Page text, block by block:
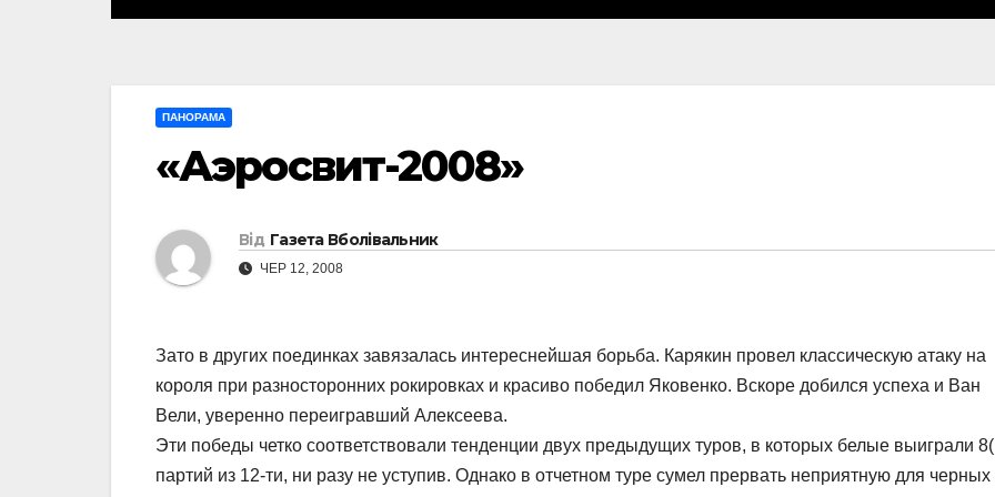
ПАНОРАМА
«Аэросвит-2008»
Від Газета Вболівальник
ЧЕР 12, 2008
Зато в других поединках завязалась интереснейшая борьба. Карякин провел классическую атаку на
короля при разносторонних рокировках и красиво победил Яковенко. Вскоре добился успеха и Ван
Вели, уверенно переигравший Алексеева.
Эти победы четко соответствовали тенденции двух предыдущих туров, в которых белые выиграли
партий из 12-ти, ни разу не уступив. Однако в отчетном туре сумел прервать неприятную для черных